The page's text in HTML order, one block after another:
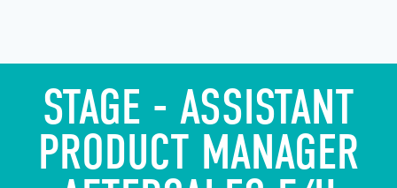
STAGE - ASSISTANT
PRODUCT MANAGER